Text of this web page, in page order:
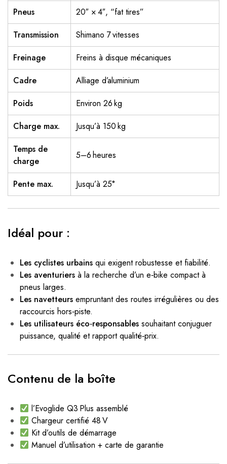
Pneus
20″ × 4″, “fat tires”
Transmission
Shimano 7 vitesses
Freinage
Freins à disque mécaniques
Cadre
Alliage d’aluminium
Poids
Environ 26 kg
Charge max.
Jusqu’à 150 kg
Temps de
charge
5–6 heures
Pente max. Jusqu’à 25°
Idéal pour :
Les cyclistes urbains qui exigent robustesse et fiabilité.
Les aventuriers à la recherche d’un e‑bike compact à
pneus larges.
Les navetteurs empruntant des routes irrégulières ou des
raccourcis hors‑piste.
Les utilisateurs éco‑responsables souhaitant conjuguer
puissance, qualité et rapport qualité‑prix.
Contenu de la boîte
l’Evoglide Q3 Plus assemblé
Chargeur certifié 48 V
Kit d’outils de démarrage
Manuel d’utilisation + carte de garantie